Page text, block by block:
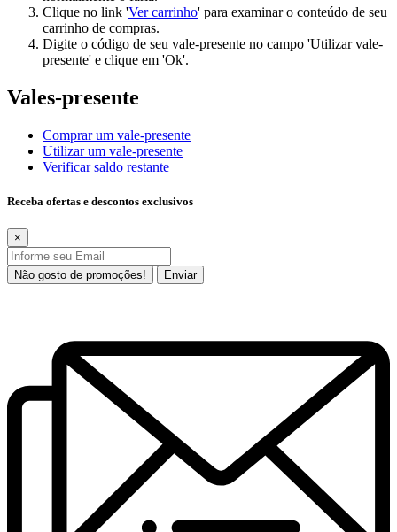
Clique no link 'Ver carrinho' para examinar o conteúdo de seu
carrinho de compras.
Digite o código de seu vale-presente no campo 'Utilizar vale-
presente' e clique em 'Ok'.
Vales-presente
Comprar um vale-presente
Utilizar um vale-presente
Verificar saldo restante
Receba ofertas e descontos exclusivos
×
Não gosto de promoções! Enviar